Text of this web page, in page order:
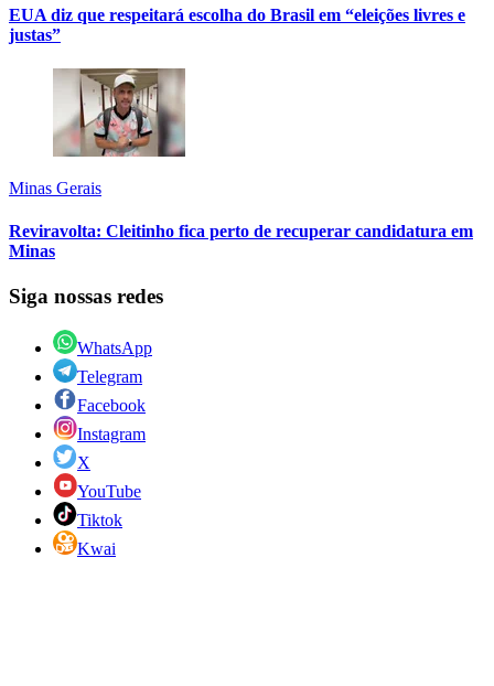
EUA diz que respeitará escolha do Brasil em “eleições livres e
justas”
Minas Gerais
Reviravolta: Cleitinho fica perto de recuperar candidatura em
Minas
Siga nossas redes
WhatsApp
Telegram
Facebook
Instagram
X
YouTube
Tiktok
Kwai